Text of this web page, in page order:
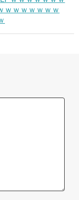
ｗｗｗｗｗｗｗ